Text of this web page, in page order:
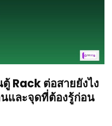
Rack ต่อสายยังไง
และจุดที่ต้องรู้ก่อน